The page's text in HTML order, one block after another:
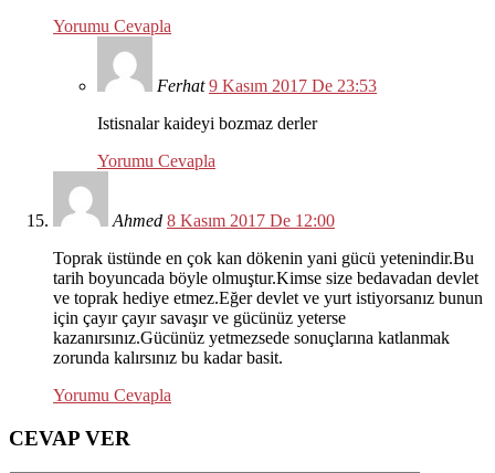
Yorumu Cevapla
Ferhat 9 Kasım 2017 De 23:53
Istisnalar kaideyi bozmaz derler
Yorumu Cevapla
Ahmed 8 Kasım 2017 De 12:00
Toprak üstünde en çok kan dökenin yani gücü yetenindir.Bu
tarih boyuncada böyle olmuştur.Kimse size bedavadan devlet
ve toprak hediye etmez.Eğer devlet ve yurt istiyorsanız bunun
için çayır çayır savaşır ve gücünüz yeterse
kazanırsınız.Gücünüz yetmezsede sonuçlarına katlanmak
zorunda kalırsınız bu kadar basit.
Yorumu Cevapla
CEVAP VER